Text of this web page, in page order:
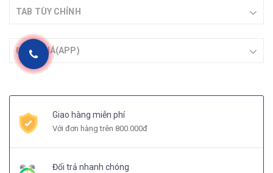
TAB TÙY CHỈNH
ĐÁNH GIÁ(APP)
Giao hàng miễn phí
Với đơn hàng trên 800.000đ
Đổi trả nhanh chóng